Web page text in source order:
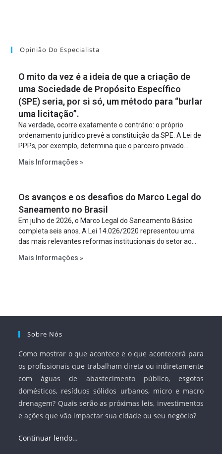
Opinião Do Especialista
O mito da vez é a ideia de que a criação de
uma Sociedade de Propósito Específico
(SPE) seria, por si só, um método para “burlar
uma licitação”.
Na verdade, ocorre exatamente o contrário: o próprio
ordenamento jurídico prevê a constituição da SPE. A Lei de
PPPs, por exemplo, determina que o parceiro privado
empreendimento. Ou seja, a suposta “fraude à licitação” é
projeto a projeto.
Mais Informações »
Os avanços e os desafios do Marco Legal do
Saneamento no Brasil
Em julho de 2026, o Marco Legal do Saneamento Básico
completa seis anos. A Lei 14.026/2020 representou uma
das mais relevantes reformas institucionais do setor ao
serviços, ampliar a participação da iniciativa privada,
Mais Informações »
Sobre Nós
Como mostrar o que acontece e o que acontecerá para
os profissionais que trabalham direta ou indiretamente
com águas de abastecimento público, esgotos
domésticos, resíduos sólidos urbanos, micro e macro
drenagem? Quais serão as próximas leis, investimentos
e ações que vão impactar sua cidade ou seu negócio?
Continuar lendo…